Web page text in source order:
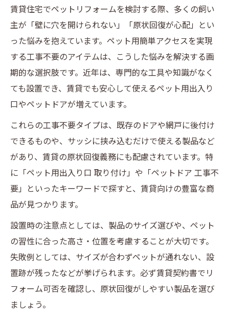
実現する方法
簡単設置のペット用出入り口が賃貸にも最
適な理由
ペット用出入り口DIYで賃貸の壁に穴を開け
ずに対応
ペットリフォームで快適な動線を作るポイ
工事不要なペットドアの選び方と設置手順
ペット出入り口DIYの手軽なポイント解説
ペットリフォームでDIY出入り口を手軽に作
る方法
ペット用出入り口DIYで賃貸生活を快適にす
工事不要タイプのペットリフォームがおす
すめな理由
賃貸物件で失敗しないペットドアDIYのポイ
ント
賃貸住宅でペットリフォームを検討する際、多くの飼い
主が「壁に穴を開けられない」「原状回復が心配」とい
った悩みを抱えています。ペット用簡単アクセスを実現
する工事不要のアイテムは、こうした悩みを解決する画
期的な選択肢です。近年は、専門的な工具や知識がなく
ても設置でき、賃貸でも安心して使えるペット用出入り
口やペットドアが増えています。
これらの工事不要タイプは、既存のドアや網戸に後付け
できるものや、サッシに挟み込むだけで使える製品など
があり、賃貸の原状回復義務にも配慮されています。特
に「ペット用出入り口 取り付け」や「ペットドア 工事不
要」といったキーワードで探すと、賃貸向けの豊富な商
品が見つかります。
設置時の注意点としては、製品のサイズ選びや、ペット
の習性に合った高さ・位置を考慮することが大切です。
失敗例としては、サイズが合わずペットが通れない、設
置跡が残ったなどが挙げられます。必ず賃貸契約書でリ
フォーム可否を確認し、原状回復がしやすい製品を選び
ましょう。